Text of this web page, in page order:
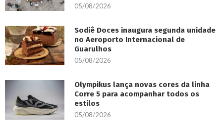
05/08/2026
Sodiê Doces inaugura segunda unidade
no Aeroporto Internacional de
Guarulhos
05/08/2026
Olympikus lança novas cores da linha
Corre 5 para acompanhar todos os
estilos
05/08/2026